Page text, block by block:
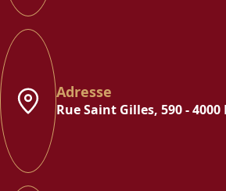
Adresse
Rue Saint Gilles, 590 - 4000